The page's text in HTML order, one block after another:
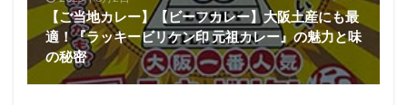
【ご当地カレー】【ビーフカレー】大阪土産にも最
適！『ラッキービリケン印 元祖カレー』の魅力と味
の秘密